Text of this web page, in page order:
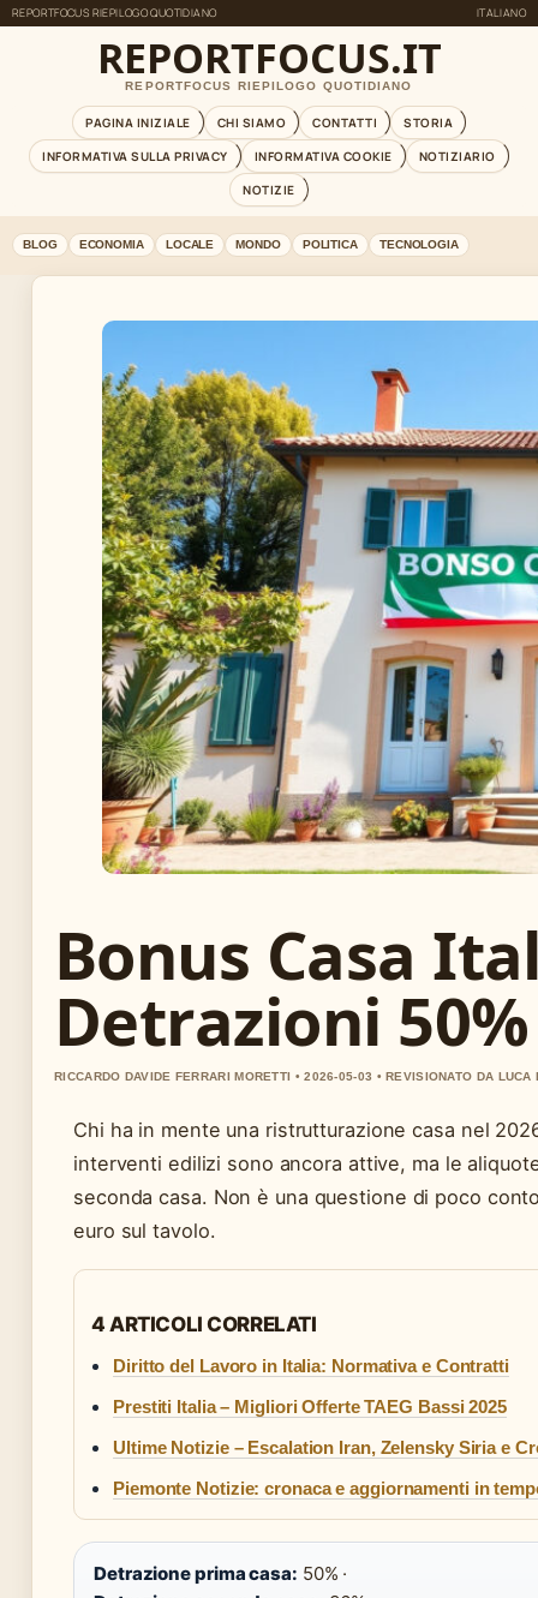
REPORTFOCUS RIEPILOGO QUOTIDIANO ITALIANO
REPORTFOCUS.IT
REPORTFOCUS RIEPILOGO QUOTIDIANO
PAGINA INIZIALE CHI SIAMO CONTATTI
STORIA
INFORMATIVA SULLA PRIVACY
INFORMATIVA COOKIE
NOTIZIARIO
NOTIZIE
BLOG ECONOMIA LOCALE MONDO POLITICA TECNOLOGIA
Bonus Casa
Detrazioni
RICCARDO DAVIDE FERRARI MORETTI • 2026-05-03 • REVISIONATO DA LUCA
Chi ha in mente una ristrutturazione casa nel
interventi edilizi sono ancora attive, ma le
seconda casa. Non è una questione di poco
euro sul tavolo.
4 ARTICOLI CORRELATI
Diritto del Lavoro in Italia: Normativa e Contratti
Prestiti Italia – Migliori Offerte TAEG Bassi 2025
Ultime Notizie – Escalation Iran, Zelensky Siria e
Piemonte Notizie: cronaca e aggiornamenti in
Detrazione prima casa: 50% ·